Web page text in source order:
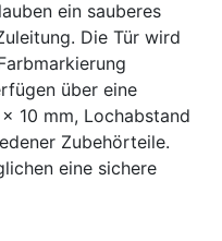
ein sauberes
Die Tür wird
über eine
10 mm, Lochabstand
Zubehörteile.
eine sichere